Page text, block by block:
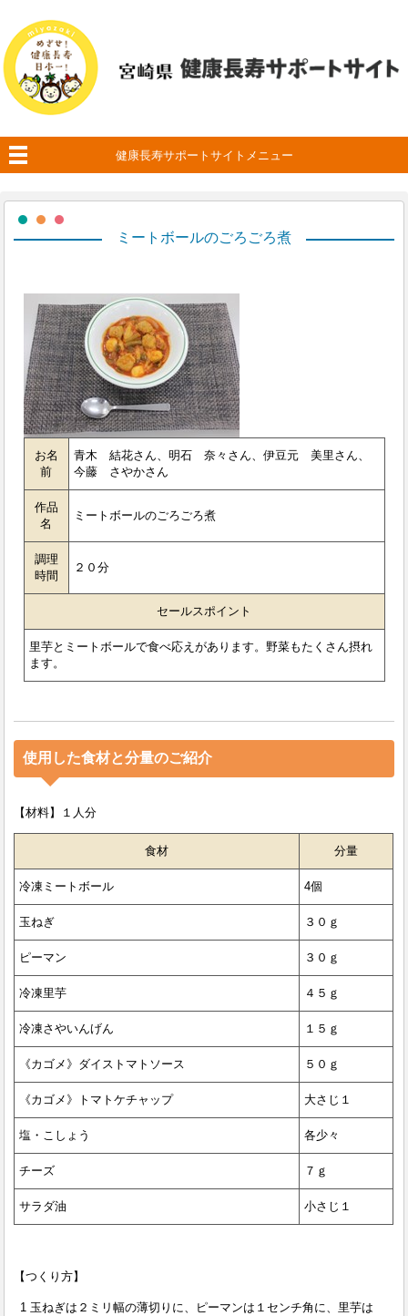
健康長寿サポートサイトメニュー
ミートボールのごろごろ煮
お名
前
青木 結花さん、明石 奈々さん、伊豆元 美里さん、
今藤 さやかさん
作品
名
ミートボールのごろごろ煮
調理
時間
２０分
セールスポイント
里芋とミートボールで食べ応えがあります。野菜もたくさん摂れ
ます。
使用した食材と分量のご紹介
【材料】１人分
食材 分量
冷凍ミートボール 4個
玉ねぎ ３０ｇ
ピーマン ３０ｇ
冷凍里芋 ４５ｇ
冷凍さやいんげん １５ｇ
《カゴメ》ダイストマトソース ５０ｇ
《カゴメ》トマトケチャップ 大さじ１
塩・こしょう 各少々
チーズ ７ｇ
サラダ油 小さじ１
【つくり方】
玉ねぎは２ミリ幅の薄切りに、ピーマンは１センチ角に、里芋は